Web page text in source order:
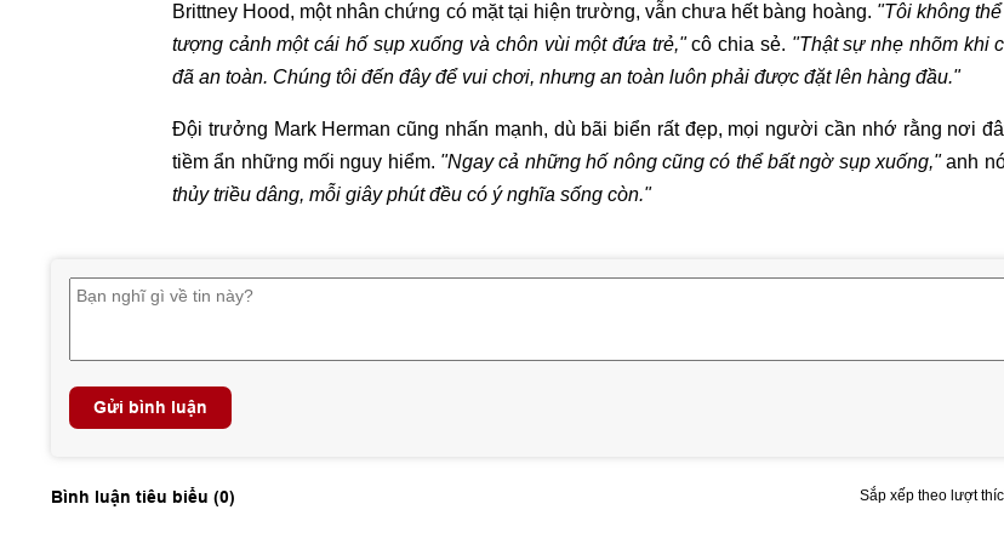
Brittney Hood, một nhân chứng có mặt tại hiện trường, vẫn chưa hết bàng hoàng. "Tôi không
tượng cảnh một cái hố sụp xuống và chôn vùi một đứa trẻ,"cô chia sẻ. "Thật sự nhẹ nhõm khi
đã an toàn. Chúng tôi đến đây để vui chơi, nhưng an toàn luôn phải được đặt lên hàng đầu."
Đội trưởng Mark Herman cũng nhấn mạnh, dù bãi biển rất đẹp, mọi người cần nhớ rằng nơi
tiềm ẩn những mối nguy hiểm. "Ngay cả những hố nông cũng có thể bất ngờ sụp xuống,"anh
thủy triều dâng, mỗi giây phút đều có ý nghĩa sống còn."
Gửi bình luận
Bình luận tiêu biểu (0) Sắp xếp theo lượt